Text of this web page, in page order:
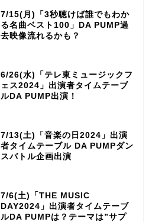
7/15(月)「3秒聴けば誰でもわか
る名曲ベスト100」DA PUMP過
去映像流れるかも？
6/26(水)「テレ東ミュージックフ
ェス2024」出演者タイムテーブ
ルDA PUMP出演！
7/13(土)「音楽の日2024」出演
者タイムテーブル DA PUMPダン
スバトル企画出演
7/6(土)「THE MUSIC
DAY2024」出演者タイムテーブ
ルDA PUMPは？テーマは”サプ